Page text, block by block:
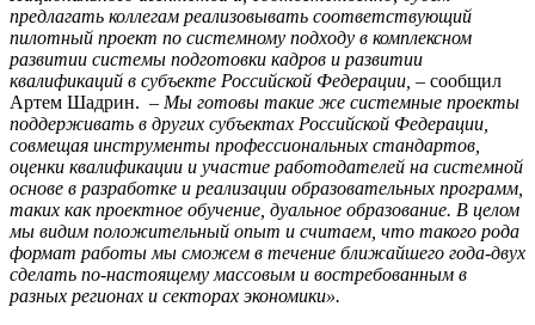
предлагать коллегам реализовывать соответствующий
пилотный проект по системному подходу в комплексном
развитии системы подготовки кадров и развитии
квалификаций в субъекте Российской Федерации, – сообщил
Артем Шадрин. – Мы готовы такие же системные проекты
поддерживать в других субъектах Российской Федерации,
совмещая инструменты профессиональных стандартов,
оценки квалификации и участие работодателей на системной
основе в разработке и реализации образовательных программ,
таких как проектное обучение, дуальное образование. В целом
мы видим положительный опыт и считаем, что такого рода
формат работы мы сможем в течение ближайшего года-двух
сделать по-настоящему массовым и востребованным в
разных регионах и секторах экономики».